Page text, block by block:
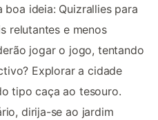
boa ideia: Quizrallies para
relutantes e menos
jogar o jogo, tentando
Explorar a cidade
tipo caça ao tesouro.
dirija-se ao jardim